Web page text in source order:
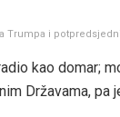
i
kao domar;
Državama, pa